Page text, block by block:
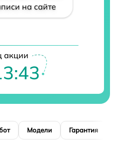
на сайте
акции
Модели Гарантия